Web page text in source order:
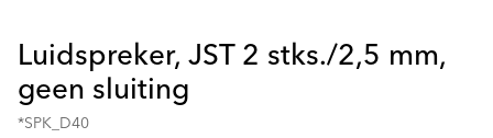
Luidspreker, JST 2 stks./2,5 mm,
geen sluiting
*SPK_D40